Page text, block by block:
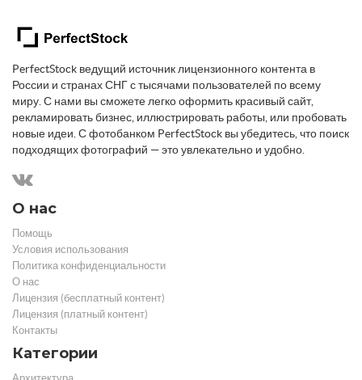
PerfectStock ведущий источник лицензионного контента в
России и странах СНГ с тысячами пользователей по всему
миру. С нами вы сможете легко оформить красивый сайт,
рекламировать бизнес, иллюстрировать работы, или пробовать
новые идеи. С фотобанком PerfectStock вы убедитесь, что поиск
подходящих фотографий — это увлекательно и удобно.
О нас
Помощь
Условия использования
Политика конфиденциальности
О нас
Лицензия (бесплатный контент)
Лицензия (платный контент)
Контакты
Категории